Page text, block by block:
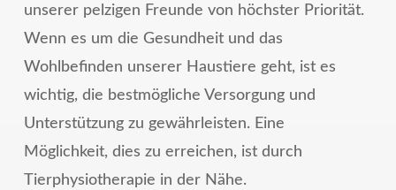
unserer pelzigen Freunde von höchster Priorität.
Wenn es um die Gesundheit und das
Wohlbefinden unserer Haustiere geht, ist es
wichtig, die bestmögliche Versorgung und
Unterstützung zu gewährleisten. Eine
Möglichkeit, dies zu erreichen, ist durch
Tierphysiotherapie in der Nähe.